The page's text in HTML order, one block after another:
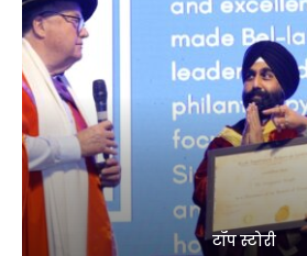
टॉप स्टोरी